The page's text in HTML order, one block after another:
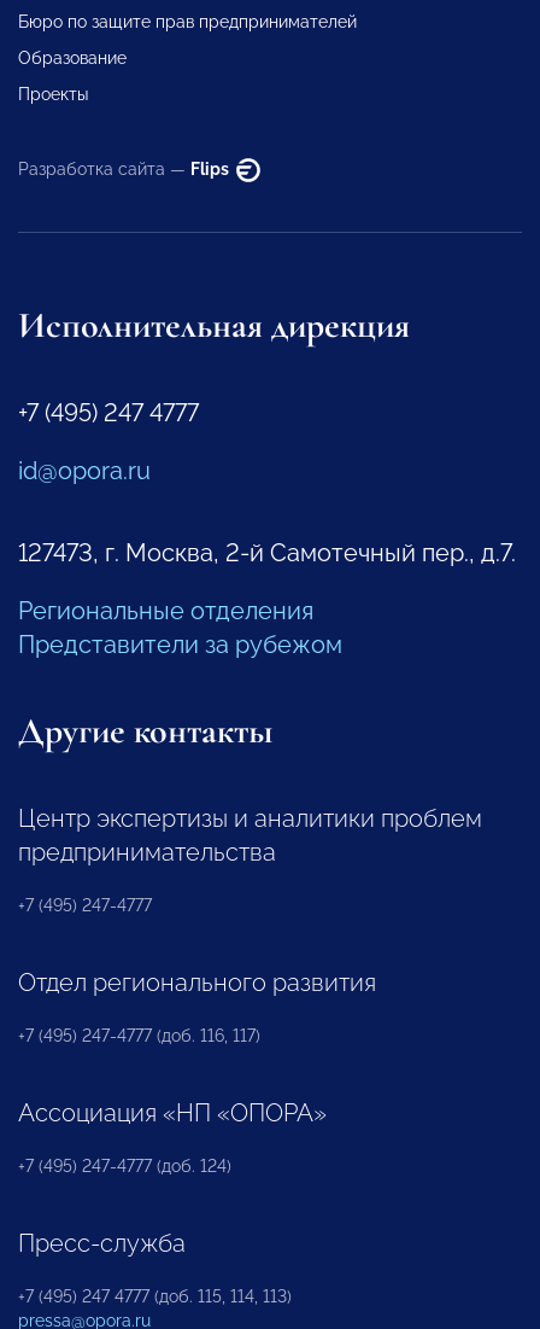
Бюро по защите прав предпринимателей
Образование
Проекты
Разработка сайта — Flips
Исполнительная дирекция
+7 (495) 247 4777
id@opora.ru
127473, г. Москва, 2-й Самотечный пер., д.7.
Региональные отделения
Представители за рубежом
Другие контакты
Центр экспертизы и аналитики проблем
предпринимательства
+7 (495) 247-4777
Отдел регионального развития
+7 (495) 247-4777 (доб. 116, 117)
Ассоциация «НП «ОПОРА»
+7 (495) 247-4777 (доб. 124)
Пресс-служба
+7 (495) 247 4777 (доб. 115, 114, 113)
pressa@opora.ru